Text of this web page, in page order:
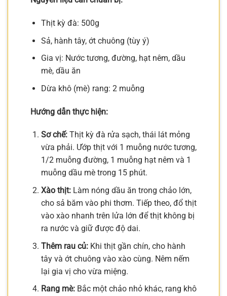
Thịt kỳ đà: 500g
Sả, hành tây, ớt chuông (tùy ý)
Gia vị: Nước tương, đường, hạt nêm, dầu
mè, dầu ăn
Dừa khô (mè) rang: 2 muỗng
Hướng dẫn thực hiện:
Sơ chế:Thịt kỳ đà rửa sạch, thái lát mỏng
vừa phải. Ướp thịt với 1 muỗng nước tương,
1/2 muỗng đường, 1 muỗng hạt nêm và 1
muỗng dầu mè trong 15 phút.
Xào thịt:Làm nóng dầu ăn trong chảo lớn,
cho sả băm vào phi thơm. Tiếp theo, đổ thịt
vào xào nhanh trên lửa lớn để thịt không bị
ra nước và giữ được độ dai.
Thêm rau củ:Khi thịt gần chín, cho hành
tây và ớt chuông vào xào cùng. Nêm nếm
lại gia vị cho vừa miệng.
Rang mè:Bắc một chảo nhỏ khác, rang khô